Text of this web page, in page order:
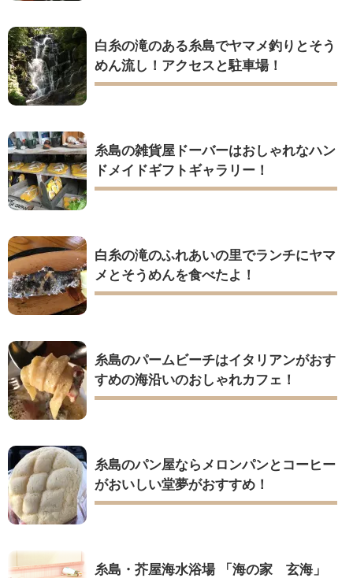
白糸の滝のある糸島でヤマメ釣りとそう
めん流し！アクセスと駐車場！
糸島の雑貨屋ドーバーはおしゃれなハン
ドメイドギフトギャラリー！
白糸の滝のふれあいの里でランチにヤマ
メとそうめんを食べたよ！
糸島のパームビーチはイタリアンがおす
すめの海沿いのおしゃれカフェ！
糸島のパン屋ならメロンパンとコーヒー
がおいしい堂夢がおすすめ！
糸島・芥屋海水浴場 「海の家 玄海」